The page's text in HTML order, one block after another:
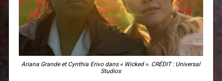
Ariana Grande et Cynthia Erivo dans « Wicked ». CRÉDIT : Universal
Studios